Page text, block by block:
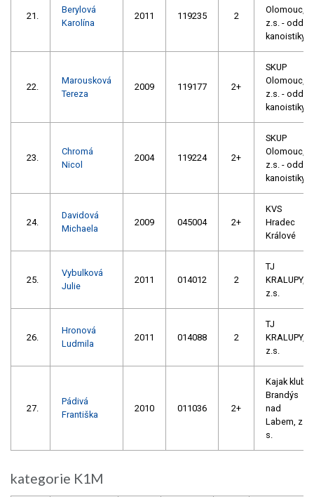
21.
Berylová
Karolína
2011 119235 2
Olomouc,
z.s. - oddíl
kanoistiky
22.
Marousková
Tereza
2009 119177 2+
SKUP
Olomouc,
z.s. - oddíl
kanoistiky
23.
Chromá
Nicol
2004 119224 2+
SKUP
Olomouc,
z.s. - oddíl
kanoistiky
24.
Davidová
Michaela
2009 045004 2+
KVS
Hradec
Králové
25.
Vybulková
Julie
2011 014012 2
TJ
KRALUPY,
z.s.
26.
Hronová
Ludmila
2011 014088 2
TJ
KRALUPY,
z.s.
27.
Pádivá
Františka
2010 011036 2+
Kajak klub
Brandýs
nad
Labem, z.
s.
kategorie K1M